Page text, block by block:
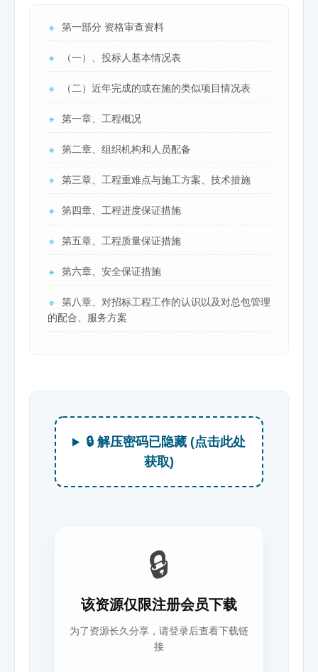
🔹 第一部分 资格审查资料
🔹 （一）、投标人基本情况表
🔹 （二）近年完成的或在施的类似项目情况表
🔹 第一章、工程概况
🔹 第二章、组织机构和人员配备
🔹 第三章、工程重难点与施工方案、技术措施
🔹 第四章、工程进度保证措施
🔹 第五章、工程质量保证措施
🔹 第六章、安全保证措施
🔹
第八章、对招标工程工作的认识以及对总包管理
的配合、服务方案
🔒 解压密码已隐藏 (点击此处
获取)
🔒
该资源仅限注册会员下载
为了资源长久分享，请登录后查看下载链
接